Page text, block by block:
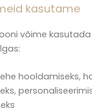
kasutame
võime kasutada
hooldamiseks,